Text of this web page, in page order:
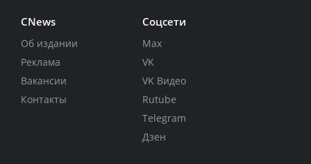
CNews
Об издании
Реклама
Вакансии
Контакты
Соцсети
Max
VK
VK Видео
Rutube
Telegram
Дзен